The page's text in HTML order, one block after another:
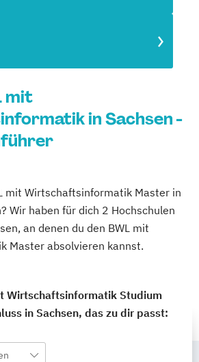
mit
in Sachsen -
mit Wirtschaftsinformatik Master in
Wir haben für dich 2 Hochschulen
an denen du den BWL mit
Master absolvieren kannst.
Wirtschaftsinformatik Studium
in Sachsen, das zu dir passt: